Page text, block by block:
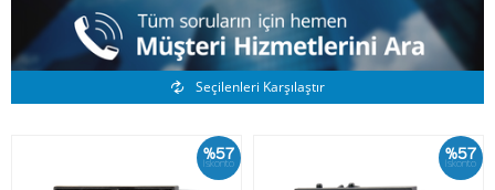
Benzer Ürünler
Seçilenleri Karşılaştır
%57
İskonto %57
İskonto